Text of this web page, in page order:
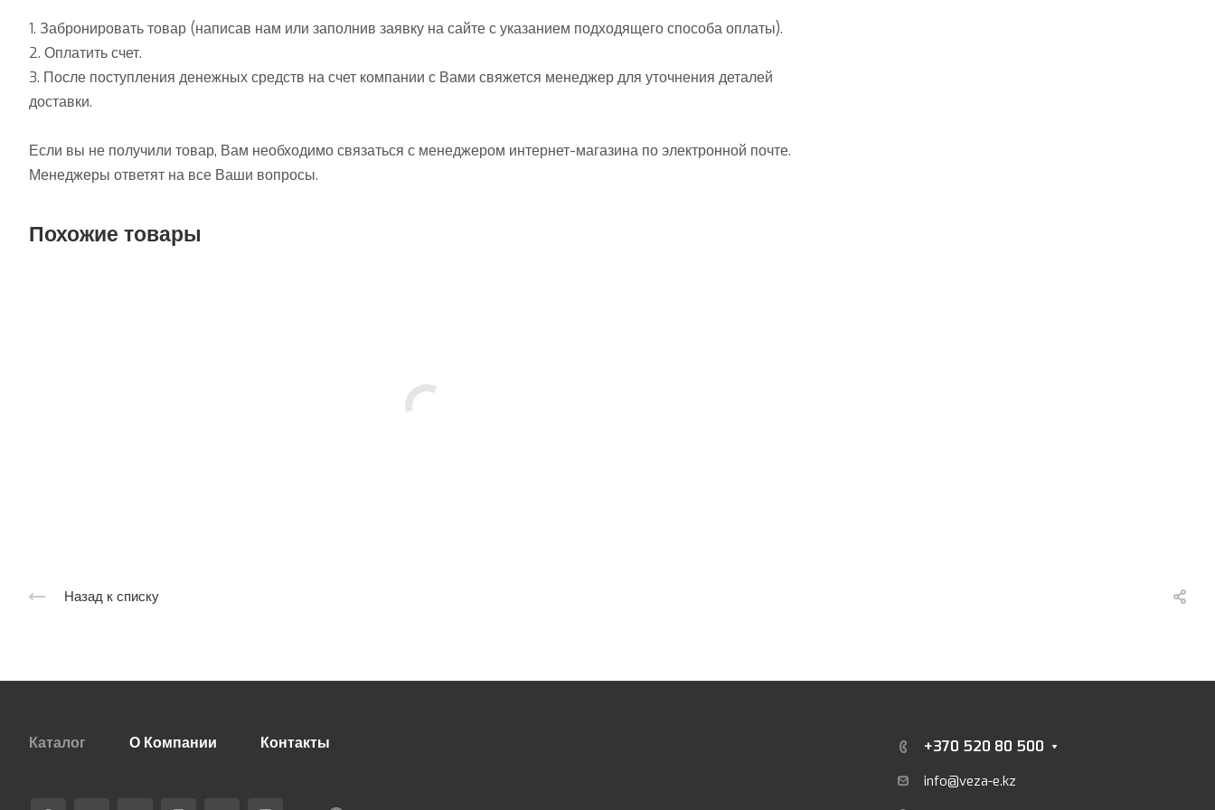
1. Забронировать товар (написав нам или заполнив заявку на сайте с указанием подходящего способа оплаты).
2. Оплатить счет.
3. После поступления денежных средств на счет компании с Вами свяжется менеджер для уточнения деталей
доставки.
Если вы не получили товар, Вам необходимо связаться с менеджером интернет-магазина по электронной почте.
Менеджеры ответят на все Ваши вопросы.
Похожие товары
Назад к списку
Каталог О Компании Контакты +370 520 80 500
info@veza-e.kz